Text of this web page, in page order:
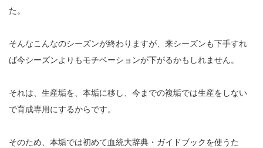
た。
そんなこんなのシーズンが終わりますが、来シーズンも下手すれ
ば今シーズンよりもモチベーションが下がるかもしれません。
それは、生産垢を、本垢に移し、今までの複垢では生産をしない
で育成専用にするからです。
そのため、本垢では初めて血統大辞典・ガイドブックを使うた